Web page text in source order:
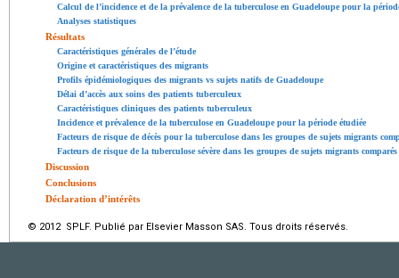
Calcul de l’incidence et de la prévalence de la tuberculose en Guadeloupe pour la
Analyses statistiques
Résultats
Caractéristiques générales de l’étude
Origine et caractéristiques des migrants
Profils épidémiologiques des migrants vs sujets natifs de Guadeloupe
Délai d’accès aux soins des patients tuberculeux
Caractéristiques cliniques des patients tuberculeux
Incidence et prévalence de la tuberculose en Guadeloupe pour la période étudiée
Facteurs de risque de décès pour la tuberculose dans les groupes de sujets migrants
Facteurs de risque de la tuberculose sévère dans les groupes de sujets migrants
Discussion
Conclusions
Déclaration d’intérêts
© 2012 SPLF. Publié par Elsevier Masson SAS. Tous droits réservés.